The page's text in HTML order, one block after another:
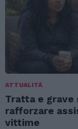
ATTUALITÀ
Tratta e
rafforzare
vittime